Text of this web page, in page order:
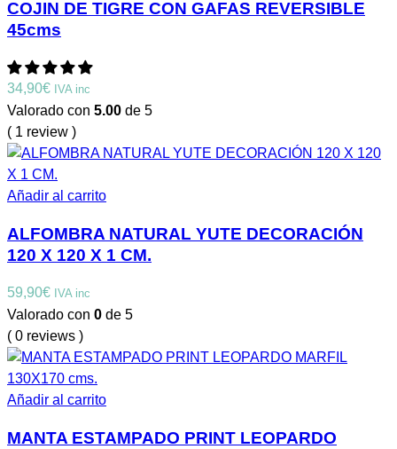
COJIN DE TIGRE CON GAFAS REVERSIBLE
45cms
34,90€ IVA inc
Valorado con 5.00 de 5
( 1 review )
Añadir al carrito
ALFOMBRA NATURAL YUTE DECORACIÓN
120 X 120 X 1 CM.
59,90€ IVA inc
Valorado con 0 de 5
( 0 reviews )
Añadir al carrito
MANTA ESTAMPADO PRINT LEOPARDO